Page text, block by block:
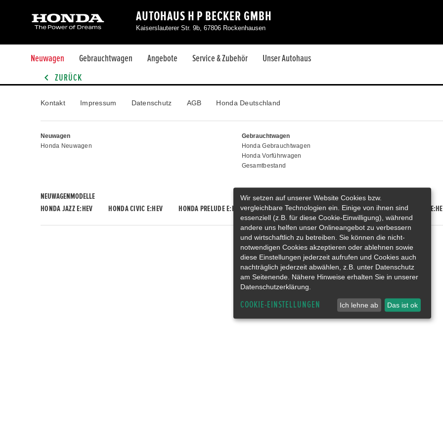
AUTOHAUS H P BECKER GMBH
Kaiserslauterer Str. 9b, 67806 Rockenhausen
Neuwagen Gebrauchtwagen Angebote Service & Zubehör Unser Autohaus
ZURÜCK
Kontakt Impressum Datenschutz AGB Honda Deutschland
Neuwagen
Honda Neuwagen
Gebrauchtwagen
Honda Gebrauchtwagen
Honda Vorführwagen
Gesamtbestand
NEUWAGENMODELLE
HONDA JAZZ E:HEV
HONDA CIVIC E:HEV HONDA PRELUDE E:HEV HONDA HR-V E:HEV HONDA ZR-V E:HEV HONDA CR-V
Wir setzen auf unserer Website Cookies bzw.
vergleichbare Technologien ein. Einige von ihnen sind
essenziell (z.B. für diese Cookie-Einwilligung), während
andere uns helfen unser Onlineangebot zu verbessern
und wirtschaftlich zu betreiben. Sie können die nicht-
notwendigen Cookies akzeptieren oder ablehnen sowie
diese Einstellungen jederzeit aufrufen und Cookies auch
nachträglich jederzeit abwählen, z.B. unter Datenschutz
am Seitenende. Nähere Hinweise erhalten Sie in unserer
Datenschutzerklärung.
COOKIE-EINSTELLUNGEN Ich lehne ab Das ist ok